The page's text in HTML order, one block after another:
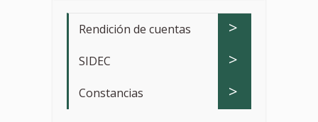
Rendición de cuentas >
SIDEC >
Constancias >